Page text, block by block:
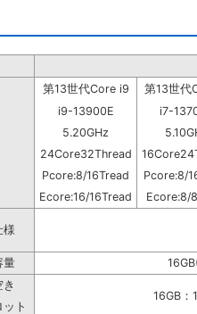
第13世代Core i9
第13世代
i9-13900E
i7-
5.20GHz
24Core32Thread
Pcore:8/16Tread
Pcore:8/
Ecore:16/16Tread
Ecore:8/
様
量
き
16GB
ット